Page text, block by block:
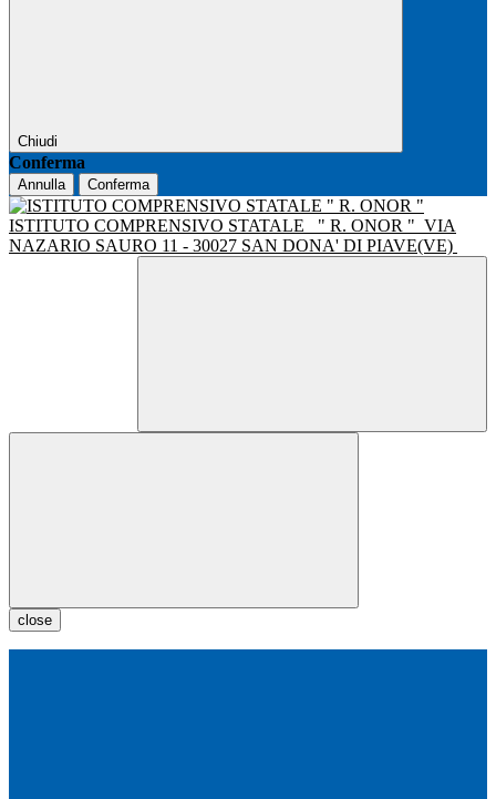
Chiudi
Conferma
Annulla Conferma
ISTITUTO COMPRENSIVO STATALE " R. ONOR " VIA
NAZARIO SAURO 11 - 30027 SAN DONA' DI PIAVE(VE)
close